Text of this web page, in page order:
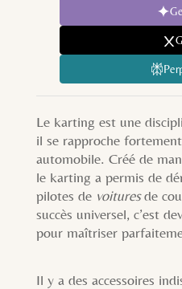
Le karting est une
il se rapproche
automobile. Créé de
le karting a permis de
pilotes de voituresde
succès universel, c’est
pour maîtriser
Il y a des accessoires